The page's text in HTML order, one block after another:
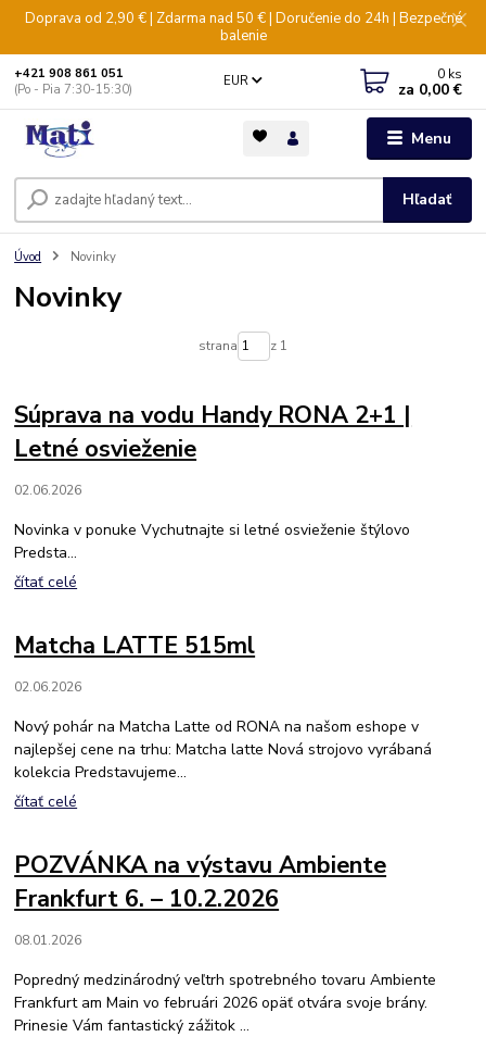
Doprava od 2,90 € | Zdarma nad 50 € | Doručenie do 24h | Bezpečné
balenie
Menu
EUR
Hľadať
+421 908 861 051
(Po - Pia 7:30-15:30)
0 ks
za 0,00 €
Úvod Novinky
Novinky
strana z 1
Súprava na vodu Handy RONA 2+1 |
Letné osvieženie
02.06.2026
Novinka v ponuke Vychutnajte si letné osvieženie štýlovo
Predsta...
čítať celé
Matcha LATTE 515ml
02.06.2026
Nový pohár na Matcha Latte od RONA na našom eshope v
najlepšej cene na trhu: Matcha latte Nová strojovo vyrábaná
kolekcia Predstavujeme...
čítať celé
POZVÁNKA na výstavu Ambiente
Frankfurt 6. – 10.2.2026
08.01.2026
Popredný medzinárodný veľtrh spotrebného tovaru Ambiente
Frankfurt am Main vo februári 2026 opäť otvára svoje brány.
Prinesie Vám fantastický zážitok ...